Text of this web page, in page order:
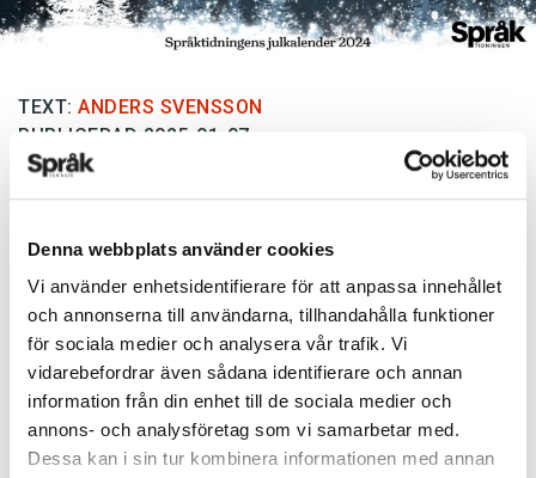
Denna webbplats använder cookies
Vi använder enhetsidentifierare för att anpassa innehållet
och annonserna till användarna, tillhandahålla funktioner
för sociala medier och analysera vår trafik. Vi
vidarebefordrar även sådana identifierare och annan
information från din enhet till de sociala medier och
annons- och analysföretag som vi samarbetar med.
Dessa kan i sin tur kombinera informationen med annan
TEXT: ANDERS SVENSSON
PUBLICERAD 2025-01-07
Språktidningens felstavningskalender
års julkalender gällde det att hitta det 24
bokstäver långa tävlingsordet genom att varje
dag identifiera den felande bokstaven i ett
felstavat ord och därefter kasta om dessa 24
bokstäver för att bilda tävlingsordet.